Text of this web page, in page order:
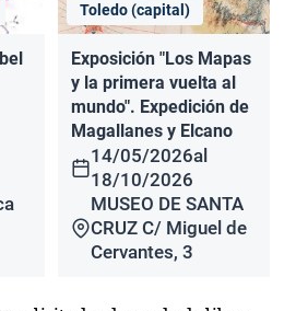
Toledo (capital)
Exposición "Los Mapas
y la primera vuelta al
mundo". Expedición de
Magallanes y Elcano
14/05/2026al
18/10/2026
MUSEO DE SANTA
CRUZ C/ Miguel de
Cervantes, 3